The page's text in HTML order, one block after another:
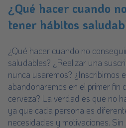
¿Qué hacer cuando
tener hábitos
¿Qué hacer cuando no
saludables? ¿Realizar una
nunca usaremos? ¿Inscribirnos
abandonaremos en el primer fin
cerveza? La verdad es que no
ya que cada persona es
necesidades y motivaciones.